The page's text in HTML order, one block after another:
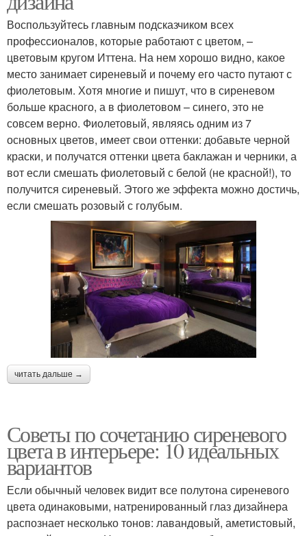
Воспользуйтесь главным подсказчиком всех
профессионалов, которые работают с цветом, –
цветовым кругом Иттена. На нем хорошо видно, какое
место занимает сиреневый и почему его часто путают с
фиолетовым. Хотя многие и пишут, что в сиреневом
больше красного, а в фиолетовом – синего, это не
совсем верно. Фиолетовый, являясь одним из 7
основных цветов, имеет свои оттенки: добавьте черной
краски, и получатся оттенки цвета баклажан и черники, а
вот если смешать фиолетовый с белой (не красной!), то
получится сиреневый. Этого же эффекта можно достичь,
если смешать розовый с голубым.
читать дальше →
Советы по сочетанию сиреневого
цвета в интерьере: 10 идеальных
вариантов
Если обычный человек видит все полутона сиреневого
цвета одинаковыми, натренированный глаз дизайнера
распознает несколько тонов: лавандовый, аметистовый,